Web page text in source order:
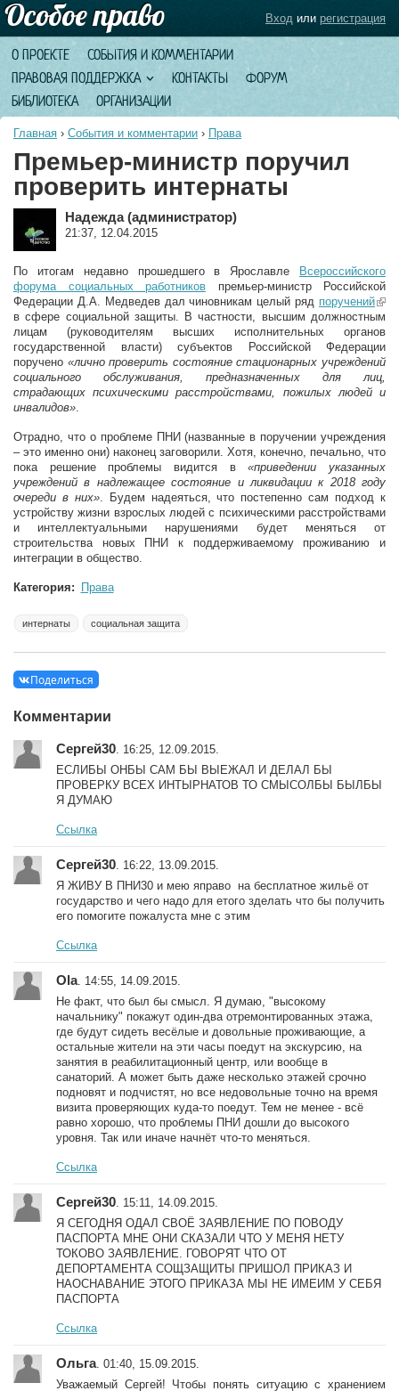
О ПРОЕКТЕ
СОБЫТИЯ И КОММЕНТАРИИ
ПРАВОВАЯ ПОДДЕРЖКА
КОНТАКТЫ
ФОРУМ
БИБЛИОТЕКА
ОРГАНИЗАЦИИ
Вход или регистрация
Главная › События и комментарии › Права
Премьер-министр поручил
проверить интернаты
Надежда (администратор)
21:37, 12.04.2015
По итогам недавно прошедшего в Ярославле
Всероссийского
форума социальных работников премьер-министр Российской
Федерации Д.А. Медведев дал чиновникам целый ряд поручений
в сфере социальной защиты. В частности, высшим должностным
лицам (руководителям высших исполнительных органов
государственной власти) субъектов Российской Федерации
поручено «лично проверить состояние стационарных учреждений
социального обслуживания, предназначенных для лиц,
страдающих психическими расстройствами, пожилых людей и
инвалидов».
Отрадно, что о проблеме ПНИ (названные в поручении учреждения
– это именно они) наконец заговорили. Хотя, конечно, печально, что
пока решение проблемы видится в«приведении указанных
учреждений в надлежащее состояние и ликвидации к 2018 году
очереди в них». Будем надеяться, что постепенно сам подход к
устройству жизни взрослых людей с психическими расстройствами
и интеллектуальными нарушениями будет меняться от
строительства новых ПНИ к поддерживаемому проживанию и
интеграции в общество.
Категория: Права
интернаты социальная защита
Поделиться
Комментарии
Сергей30 . 16:25, 12.09.2015.
ЕСЛИБЫ ОНБЫ САМ БЫ ВЫЕЖАЛ И ДЕЛАЛ БЫ
ПРОВЕРКУ ВСЕХ ИНТЫРНАТОВ ТО СМЫСОЛБЫ БЫЛБЫ
Я ДУМАЮ
Ссылка
Сергей30 . 16:22, 13.09.2015.
Я ЖИВУ В ПНИ30 и мею яправо на бесплатное жильё от
государство и чего надо для етого зделать что бы получить
его помогите пожалуста мне с этим
Ссылка
Ola. 14:55, 14.09.2015.
Не факт, что был бы смысл. Я думаю, "высокому
начальнику" покажут один-два отремонтированных этажа,
где будут сидеть весёлые и довольные проживающие, а
остальные жители на эти часы поедут на экскурсию, на
занятия в реабилитационный центр, или вообще в
санаторий. А может быть даже несколько этажей срочно
подновят и подчистят, но все недовольные точно на время
визита проверяющих куда-то поедут. Тем не менее - всё
равно хорошо, что проблемы ПНИ дошли до высокого
уровня. Так или иначе начнёт что-то меняться.
Ссылка
Сергей30 . 15:11, 14.09.2015.
Я СЕГОДНЯ ОДАЛ СВОЁ ЗАЯВЛЕНИЕ ПО ПОВОДУ
ПАСПОРТА МНЕ ОНИ СКАЗАЛИ ЧТО У МЕНЯ НЕТУ
ТОКОВО ЗАЯВЛЕНИЕ. ГОВОРЯТ ЧТО ОТ
ДЕПОРТАМЕНТА СОЩЗАЩИТЫ ПРИШОЛ ПРИКАЗ И
НАОСНАВАНИЕ ЭТОГО ПРИКАЗА МЫ НЕ ИМЕИМ У СЕБЯ
ПАСПОРТА
Ссылка
Ольга. 01:40, 15.09.2015.
Уважаемый Сергей! Чтобы понять ситуацию с хранением